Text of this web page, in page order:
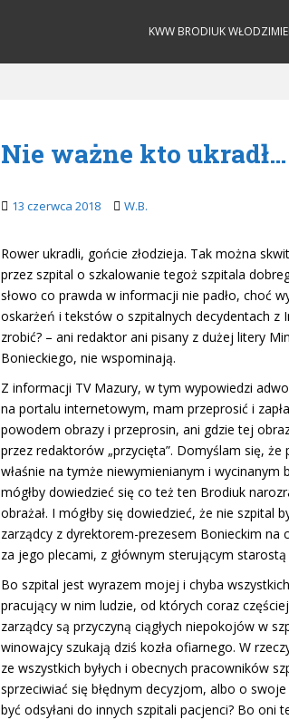
KWW BRODIUK
Nie ważne kto ukradł…
13 czerwca 2018 W.B.
Rower ukradli, gońcie złodzieja. Tak można
przez szpital o szkalowanie tegoż szpitala
słowo co prawda w informacji nie padło, choć
oskarżeń i tekstów o szpitalnych decydentach z
zrobić? – ani redaktor ani pisany z dużej litery
Bonieckiego, nie wspominają.
Z informacji TV Mazury, w tym wypowiedzi
na portalu internetowym, mam przeprosić i
powodem obrazy i przeprosin, ani gdzie tej
przez redaktorów „przycięta”. Domyślam się,
właśnie na tymże niewymienianym i
mógłby dowiedzieć się co też ten Brodiuk
obrażał. I mógłby się dowiedzieć, że nie szpital
zarządcy z dyrektorem-prezesem Bonieckim na
za jego plecami, z głównym sterującym
Bo szpital jest wyrazem mojej i chyba
pracujący w nim ludzie, od których coraz
zarządcy są przyczyną ciągłych niepokojów w
winowajcy szukają dziś kozła ofiarnego. W
ze wszystkich byłych i obecnych pracowników
sprzeciwiać się błędnym decyzjom, albo o
być odsyłani do innych szpitali pacjenci? Bo oni